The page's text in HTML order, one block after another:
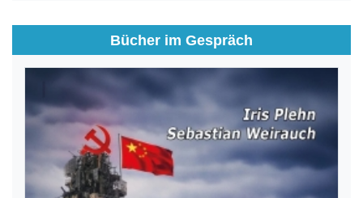
Bücher im Gespräch